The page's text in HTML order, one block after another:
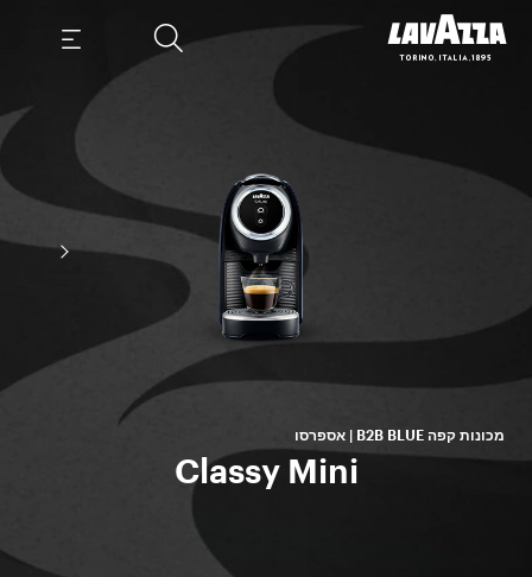
מכונות קפה B2B BLUE | אספרסו
Classy Mini